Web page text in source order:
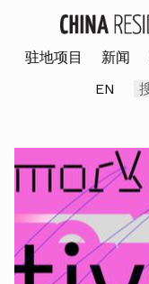
驻地项目 新闻
EN